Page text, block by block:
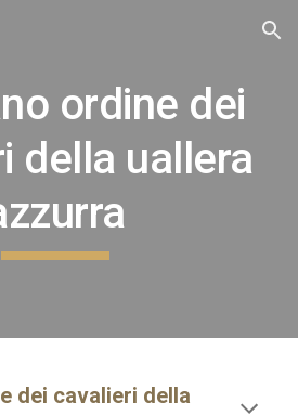
Skip to navigation
ordine dei
della uallera
dei cavalieri della